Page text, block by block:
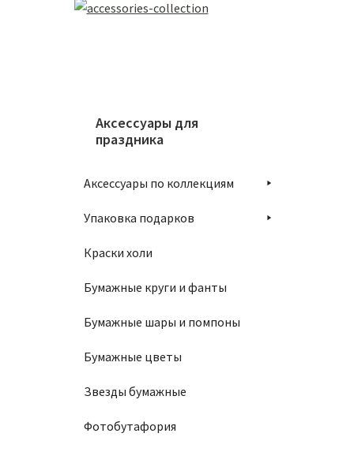
Аксессуары для
праздника
Аксессуары по коллекциям
Упаковка подарков
Краски холи
Бумажные круги и фанты
Бумажные шары и помпоны
Бумажные цветы
Звезды бумажные
Фотобутафория